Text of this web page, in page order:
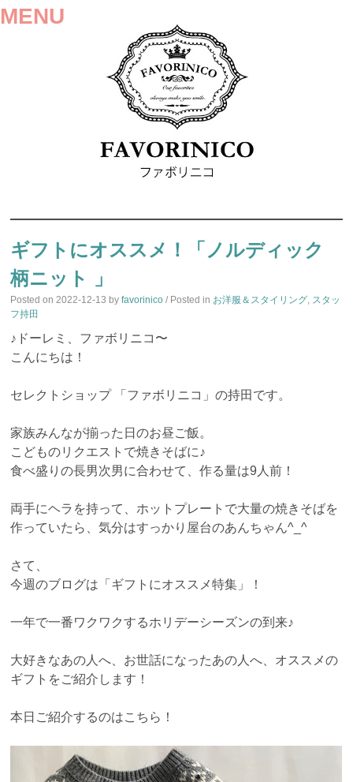
MENU
TO
ギフトにオススメ！「ノルディック
柄ニット 」
Posted on2022-12-13 byfavorinico / Posted in お洋服＆スタイリング, スタッ
フ持田
♪ドーレミ、ファボリニコ〜
こんにちは！
セレクトショップ 「ファボリニコ」の持田です。
家族みんなが揃った日のお昼ご飯。
こどものリクエストで焼きそばに♪
食べ盛りの長男次男に合わせて、作る量は9人前！
両手にヘラを持って、ホットプレートで大量の焼きそばを
作っていたら、気分はすっかり屋台のあんちゃん^_^
さて、
今週のブログは「ギフトにオススメ特集」！
一年で一番ワクワクするホリデーシーズンの到来♪
大好きなあの人へ、お世話になったあの人へ、オススメの
ギフトをご紹介します！
本日ご紹介するのはこちら！